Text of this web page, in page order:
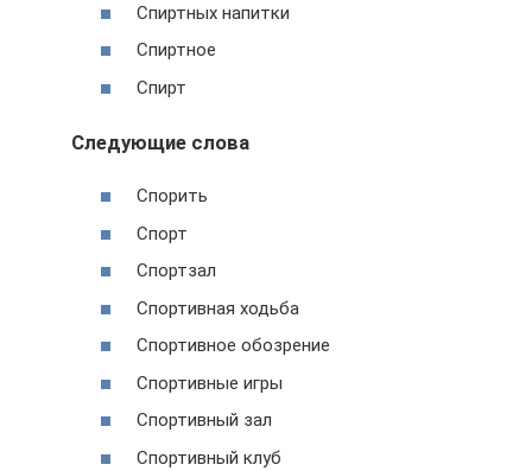
Спиртных напитки
Спиртное
Спирт
Следующие слова
Спорить
Спорт
Спортзал
Спортивная ходьба
Спортивное обозрение
Спортивные игры
Спортивный зал
Спортивный клуб